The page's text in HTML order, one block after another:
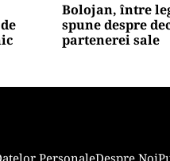
Bolojan, între
spune despre
partenerei sale